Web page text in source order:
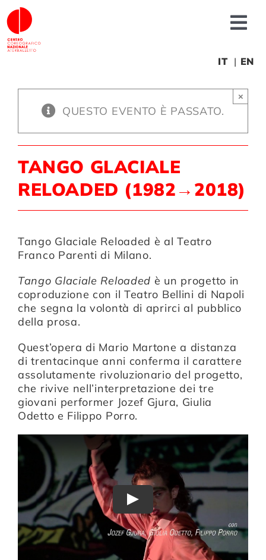
Salta
al
contenuto
Formazione
Compagnia
Sostienici
Calendario
IT EN
QUESTO EVENTO È PASSATO.
×
TANGO GLACIALE
RELOADED (1982→2018)
Tango Glaciale Reloaded è al Teatro
Franco Parenti di Milano.
Tango Glaciale Reloaded è un progetto in
coproduzione con il Teatro Bellini di Napoli
che segna la volontà di aprirci al pubblico
della prosa.
Quest’opera di Mario Martone a distanza
di trentacinque anni conferma il carattere
assolutamente rivoluzionario del progetto,
che rivive nell’interpretazione dei tre
giovani performer Jozef Gjura, Giulia
Odetto e Filippo Porro.
Play